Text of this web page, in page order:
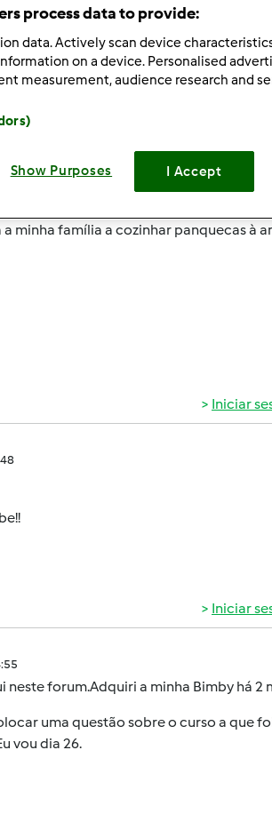
em Lisboa. Decidi comprar a bimby há
da bimby na Expo, e falaram deste
para nome de utilizador, porque faz
a minha família a cozinhar panquecas à
Iniciar
Iniciar
neste forum.Adquiri a minha Bimby há 2
uma questão sobre o curso a que
vou dia 26.
process data to provide:
data. Actively scan device
on a device. Personalised
measurement, audience research and
Show Purposes I Accept